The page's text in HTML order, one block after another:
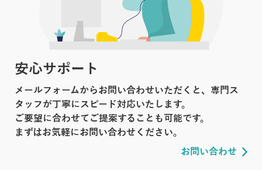
安心サポート
メールフォームからお問い合わせいただくと、専門ス
タッフが丁寧にスピード対応いたします。
ご要望に合わせてご提案することも可能です。
まずはお気軽にお問い合わせください。
お問い合わせ